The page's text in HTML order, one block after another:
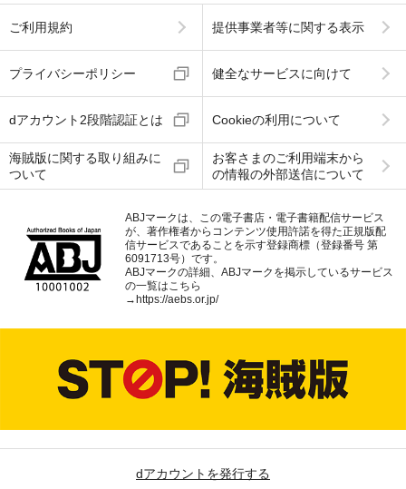
ご利用規約 提供事業者等に関する表示
プライバシーポリシー 健全なサービスに向けて
dアカウント2段階認証とは Cookieの利用について
海賊版に関する取り組みに
ついて
お客さまのご利用端末から
の情報の外部送信について
ABJマークは、この電子書店・電子書籍配信サービス
が、著作権者からコンテンツ使用許諾を得た正規版配
信サービスであることを示す登録商標（登録番号 第
6091713号）です。
ABJマークの詳細、ABJマークを掲示しているサービス
の一覧はこちら
→ https://aebs.or.jp/
dアカウントを発行する